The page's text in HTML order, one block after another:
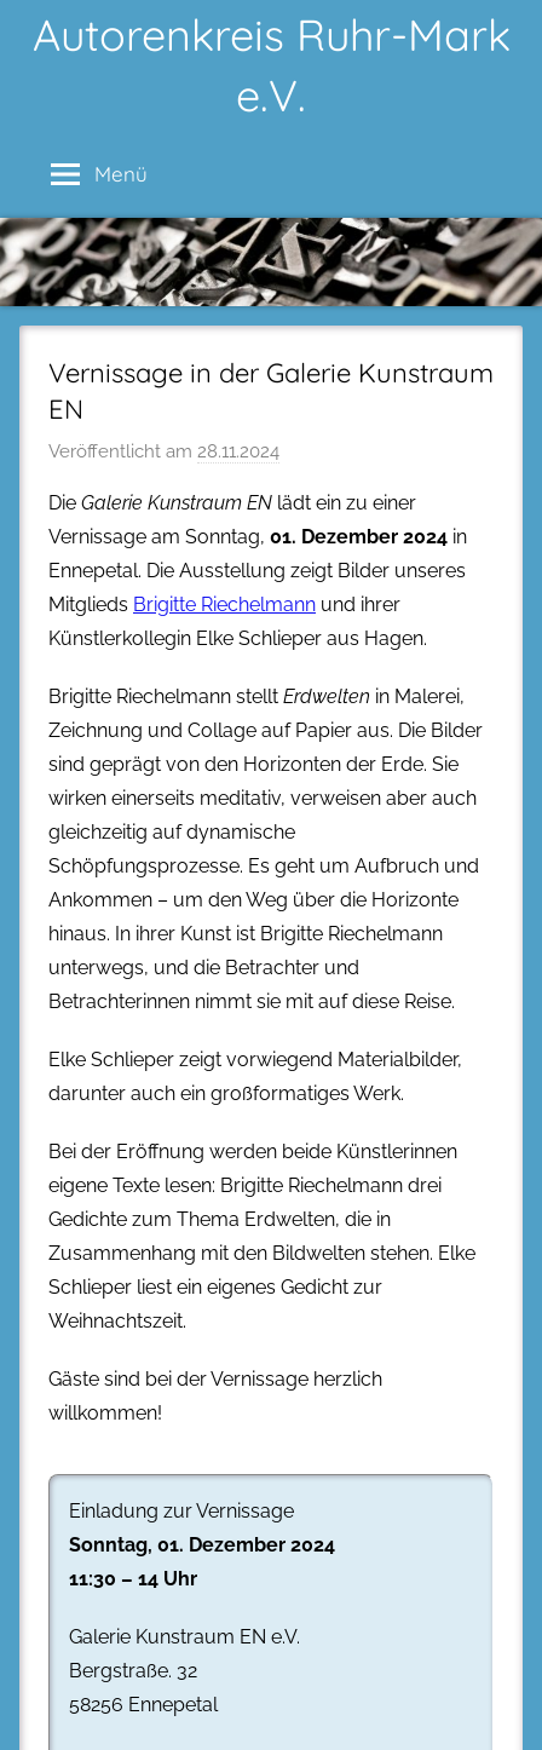
InhaltAutorenkreis Ruhr-Mark
e.V.
Menü
Vernissage in der Galerie Kunstraum
EN
Veröffentlicht am 28.11.2024
Die Galerie Kunstraum EN lädt ein zu einer
Vernissage am Sonntag, 01. Dezember 2024 in
Ennepetal. Die Ausstellung zeigt Bilder unseres
Mitglieds Brigitte Riechelmann und ihrer
Künstlerkollegin Elke Schlieper aus Hagen.
Brigitte Riechelmann stellt Erdwelten in Malerei,
Zeichnung und Collage auf Papier aus. Die Bilder
sind geprägt von den Horizonten der Erde. Sie
wirken einerseits meditativ, verweisen aber auch
gleichzeitig auf dynamische
Schöpfungsprozesse. Es geht um Aufbruch und
Ankommen – um den Weg über die Horizonte
hinaus. In ihrer Kunst ist Brigitte Riechelmann
unterwegs, und die Betrachter und
Betrachterinnen nimmt sie mit auf diese Reise.
Elke Schlieper zeigt vorwiegend Materialbilder,
darunter auch ein großformatiges Werk.
Bei der Eröffnung werden beide Künstlerinnen
eigene Texte lesen: Brigitte Riechelmann drei
Gedichte zum Thema Erdwelten, die in
Zusammenhang mit den Bildwelten stehen. Elke
Schlieper liest ein eigenes Gedicht zur
Weihnachtszeit.
Gäste sind bei der Vernissage herzlich
willkommen!
Einladung zur Vernissage
Sonntag, 01. Dezember 2024
11:30 – 14 Uhr
Galerie Kunstraum EN e.V.
Bergstraße. 32
58256 Ennepetal